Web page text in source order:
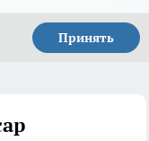
Принять